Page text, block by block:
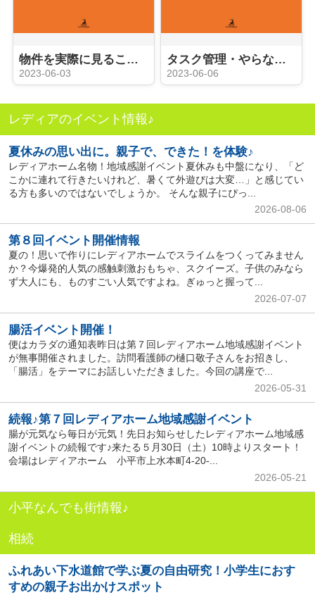
物件を実際に見ることができる内覧会
2023-06-03
タスク管理・やらなければならないこと
2023-06-06
レディアのイベント情報♪
夏休みの思い出に。親子で、できた！を体験♪
レディアホーム名物！地域感謝イベント夏休みも中盤になり、「ど
こかに連れて行きたいけれど、暑くて外遊びは大変…」と感じてい
る方も多いのではないでしょうか。 そんな親子にぴっ...
2026-08-06
第８回イベント開催情報
夏の！思いで作りにレディアホームでスライムをつくってみません
か？今爆発的人気の感触刺激おもちゃ、スクイーズ。子供のみなら
ず大人にも、ものすごい人気ですよね。ぎゅっと握って...
2026-07-07
腸活イベント開催！
便はカラダの通知表昨日は第７回レディアホーム地域感謝イベント
が無事開催されました。訪問看護師の樋口敬子さんをお招きし、
「腸活」をテーマにお話しいただきました。今回の講座で...
2026-05-31
続報♪第７回レディアホーム地域感謝イベント
腸が元気なら毎日が元気！先日お知らせしたレディアホーム地域感
謝イベントの続報です♪来たる５月30日（土）10時よりスタート！
会場はレディアホーム 小平市上水本町4-20-...
2026-05-21
小平なんでも街情報♪
相続
ふれあい下水道館で学ぶ夏の自由研究！小学生におす
すめの親子お出かけスポット